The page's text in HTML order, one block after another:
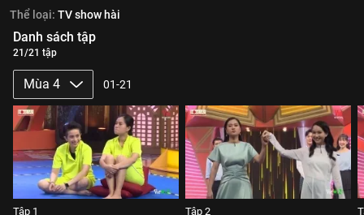
Thể loại: TV show hài
Danh sách tập
21/21 tập
Mùa 4 01-21
Tập 1 Tập 2